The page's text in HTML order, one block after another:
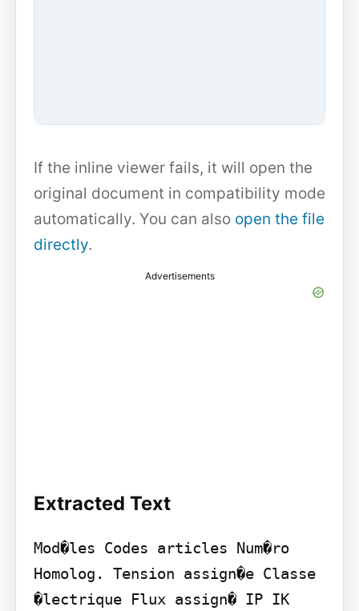
If the inline viewer fails, it will open the
original document in compatibility mode
automatically. You can also open the file
directly.
Advertisements
Extracted Text
Mod�les Codes articles Num�ro
Homolog. Tension assign�e Classe
�lectrique Flux assign� IP IK